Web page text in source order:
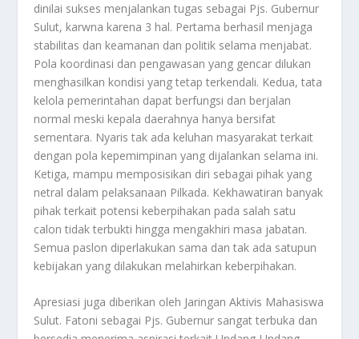
dinilai sukses menjalankan tugas sebagai Pjs. Gubernur
Sulut, karwna karena 3 hal. Pertama berhasil menjaga
stabilitas dan keamanan dan politik selama menjabat.
Pola koordinasi dan pengawasan yang gencar dilukan
menghasilkan kondisi yang tetap terkendali. Kedua, tata
kelola pemerintahan dapat berfungsi dan berjalan
normal meski kepala daerahnya hanya bersifat
sementara. Nyaris tak ada keluhan masyarakat terkait
dengan pola kepemimpinan yang dijalankan selama ini.
Ketiga, mampu memposisikan diri sebagai pihak yang
netral dalam pelaksanaan Pilkada. Kekhawatiran banyak
pihak terkait potensi keberpihakan pada salah satu
calon tidak terbukti hingga mengakhiri masa jabatan.
Semua paslon diperlakukan sama dan tak ada satupun
kebijakan yang dilakukan melahirkan keberpihakan.
Apresiasi juga diberikan oleh Jaringan Aktivis Mahasiswa
Sulut. Fatoni sebagai Pjs. Gubernur sangat terbuka dan